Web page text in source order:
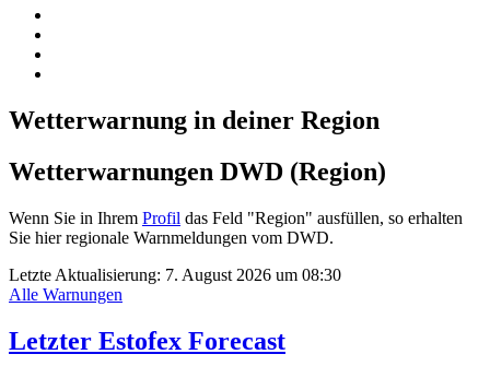
Wetterwarnung in deiner Region
Wetterwarnungen DWD (Region)
Wenn Sie in Ihrem Profil das Feld "Region" ausfüllen, so erhalten
Sie hier regionale Warnmeldungen vom DWD.
Letzte Aktualisierung: 7. August 2026 um 08:30
Alle Warnungen
Letzter Estofex Forecast